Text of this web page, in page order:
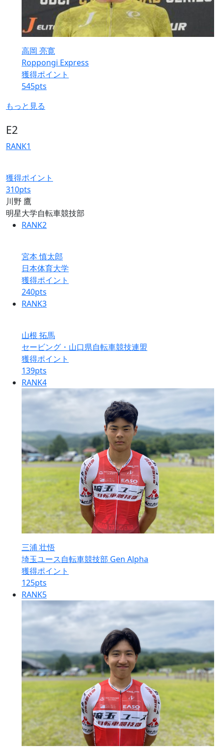
高岡 亮寛
Roppongi Express
獲得ポイント
545pts
もっと見る
E2
RANK1
獲得ポイント
310pts
川野 鷹
明星大学自転車競技部
RANK2
宮本 慎太郎
日本体育大学
獲得ポイント
240pts
RANK3
山根 拓馬
セービング・山口県自転車競技連盟
獲得ポイント
139pts
RANK4
三浦 壮悟
埼玉ユース自転車競技部 Gen Alpha
獲得ポイント
125pts
RANK5